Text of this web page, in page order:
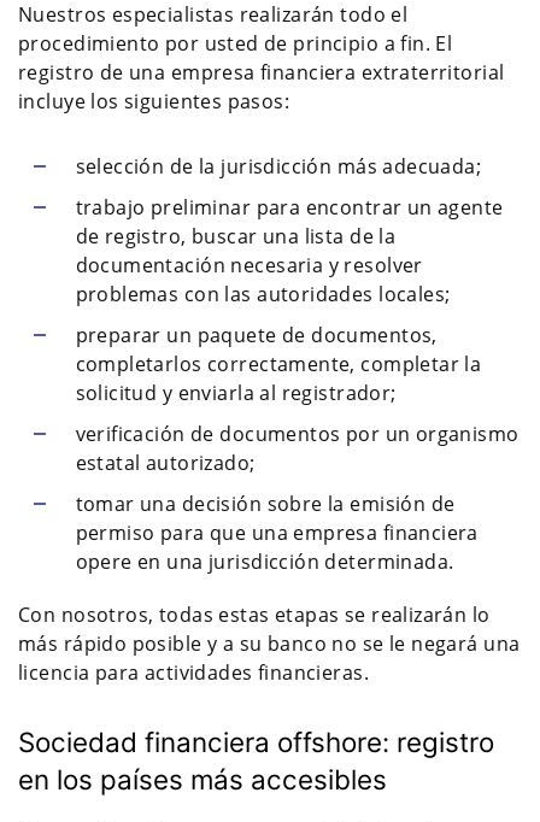
Nuestros especialistas realizarán todo el
procedimiento por usted de principio a fin. El
registro de una empresa financiera extraterritorial
incluye los siguientes pasos:
selección de la jurisdicción más adecuada;
trabajo preliminar para encontrar un agente
de registro, buscar una lista de la
documentación necesaria y resolver
problemas con las autoridades locales;
preparar un paquete de documentos,
completarlos correctamente, completar la
solicitud y enviarla al registrador;
verificación de documentos por un organismo
estatal autorizado;
tomar una decisión sobre la emisión de
permiso para que una empresa financiera
opere en una jurisdicción determinada.
Con nosotros, todas estas etapas se realizarán lo
más rápido posible y a su banco no se le negará una
licencia para actividades financieras.
Sociedad financiera offshore: registro
en los países más accesibles